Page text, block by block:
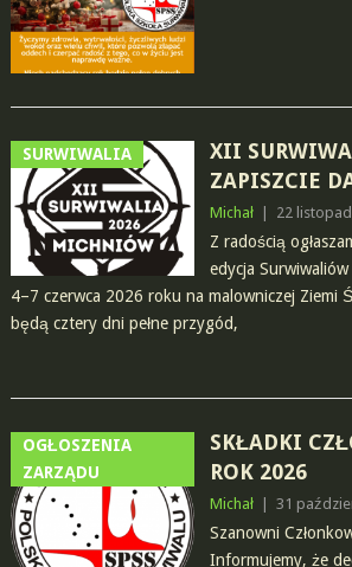
SURWIWALIA
XII
ZAPISZCIE
Michał 22
Z radością
edycja
4–7 czerwca 2026 roku na malowniczej Ziemi
będą cztery dni pełne przygód,
OGŁOSZENIA
ZARZĄDU
SKŁADKI
ROK 2026
Michał 31
Szanowni
Informujemy, że